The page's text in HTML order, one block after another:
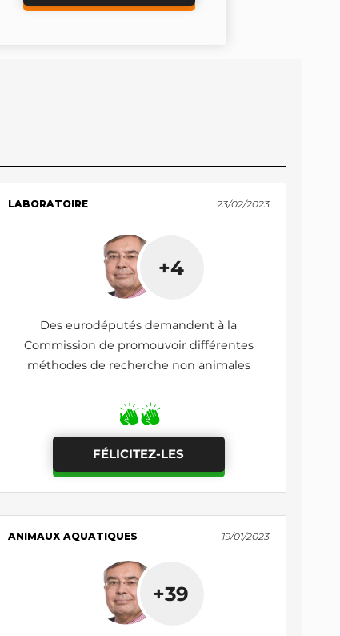
LABORATOIRE 23/02/2023
+4
Des eurodéputés demandent à la
Commission de promouvoir différentes
méthodes de recherche non animales
FÉLICITEZ-LES
ANIMAUX AQUATIQUES 19/01/2023
+39